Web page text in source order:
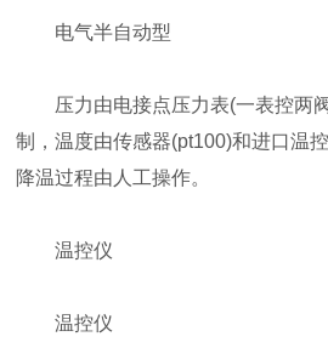
电气半自动型
压力由电接点压力表(一表控两
制，温度由传感器(pt100)和进口温
降温过程由人工操作。
温控仪
温控仪